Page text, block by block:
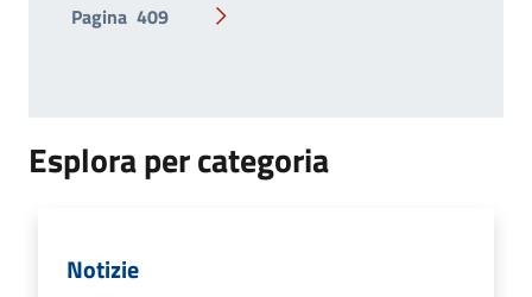
Pagina 409 Pagina successiva
Esplora per categoria
Notizie